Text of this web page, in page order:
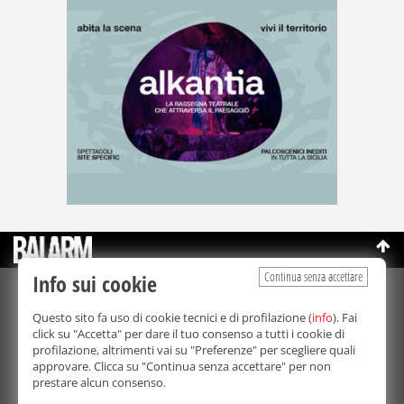
Bmedia Srl- P.IVA 07064240828
La riproduzione totale o parziale di tutti i contenuti, in qualunque
forma, su qualsiasi supporto è proibita.
Balarm.it è una testata giornalistica registrata. Autorizzazione del
Tribunale di Palermo n° 32 del 21/10/2003
Direttore responsabile:
Continua senza accettare
Info sui cookie
Questo sito fa uso di cookie tecnici e di profilazione (info). Fai
click su "Accetta" per dare il tuo consenso a tutti i cookie di
profilazione, altrimenti vai su "Preferenze" per scegliere quali
approvare. Clicca su "Continua senza accettare" per non
prestare alcun consenso.